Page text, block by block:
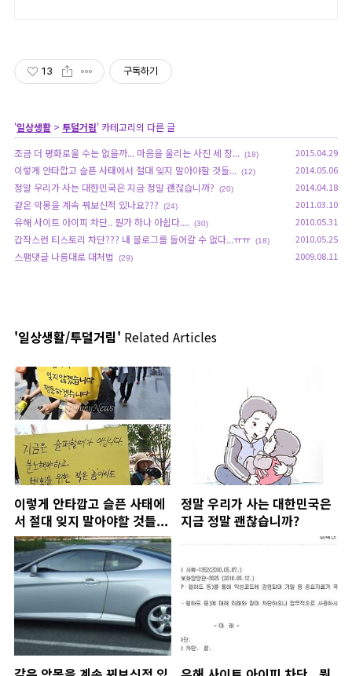
13 구독하기
'일상생활 > 투덜거림' 카테고리의 다른 글
조금 더 평화로울 수는 없을까... 마음을 울리는 사진 세 장... (18) 2015.04.29
이렇게 안타깝고 슬픈 사태에서 절대 잊지 말아야할 것들... (12) 2014.05.06
정말 우리가 사는 대한민국은 지금 정말 괜찮습니까? (20) 2014.04.18
같은 악몽을 계속 꿔보신적 있나요??? (24) 2011.03.10
유해 사이트 아이피 차단.. 뭔가 하나 아쉽다.... (30) 2010.05.31
갑작스런 티스토리 차단??? 내 블로그를 들어갈 수 없다...ㅠㅠ (18) 2010.05.25
스팸댓글 나름대로 대처법 (29) 2009.08.11
'일상생활/투덜거림' Related Articles
이렇게 안타깝고 슬픈 사태에
서 절대 잊지 말아야할 것들...
정말 우리가 사는 대한민국은
지금 정말 괜찮습니까?